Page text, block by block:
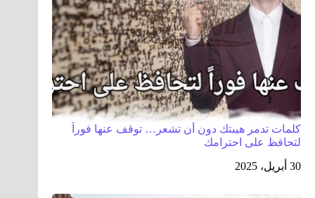
كلمات تدمر هيبتك دون أن تشعر… توقف عنها فوراً
لتحافظ على احترامك
30 أبريل، 2025